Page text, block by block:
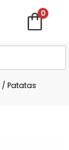
0
/ Patatas